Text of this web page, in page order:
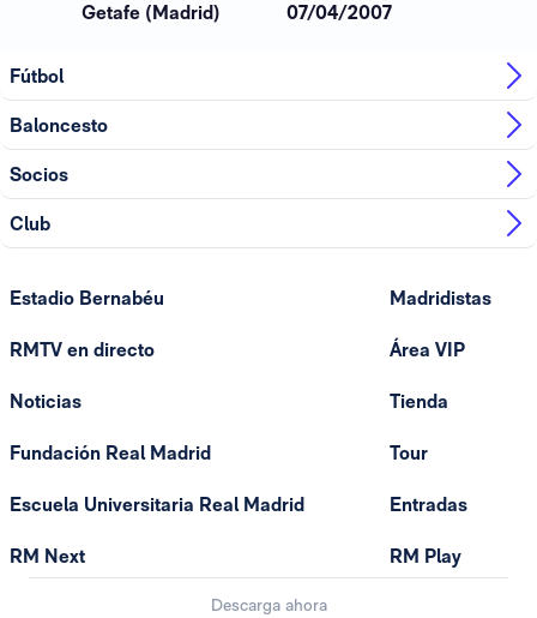
Getafe (Madrid) 07/04/2007
Fútbol
Baloncesto
Socios
Club
Estadio Bernabéu
RMTV en directo
Noticias
Fundación Real Madrid
Escuela Universitaria Real Madrid
RM Next
Madridistas
Área VIP
Tienda
Tour
Entradas
RM Play
Descarga ahora